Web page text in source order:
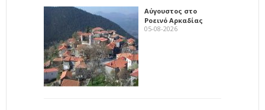
Αύγουστος στο
Ροεινό Αρκαδίας
05-08-2026